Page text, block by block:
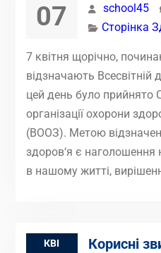
07 school45
Сторінка
7 квітня щорічно,
відзначають Всесвітній
цей день було прийнято
організації охорони
(ВООЗ). Метою
здоров‘я є наголошення
в нашому житті,
КВІ
Корисні